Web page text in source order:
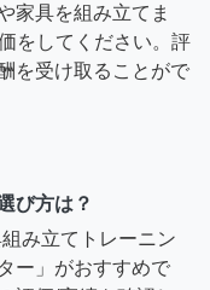
家具を組み立てま
をしてください。評
を受け取ることがで
び方は？
み立てトレーニン
ー」がおすすめで